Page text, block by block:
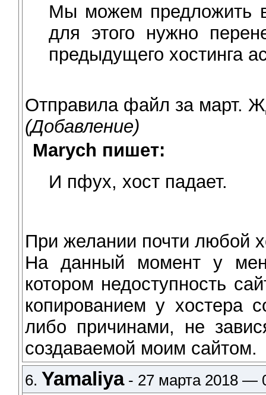
Мы можем предложить
для этого нужно
предыдущего хостинга
Отправила файл за март.
(Добавление)
Marych пишет:
И пфух, хост падает.
При желании почти любой
На данный момент у
котором недоступность
копированием у хостера
либо причинами, не
создаваемой моим сайтом.
6. Yamaliya- 27 марта 2018 —